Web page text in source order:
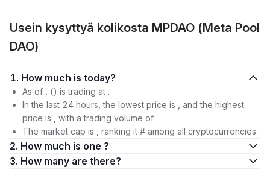
Usein kysyttyä kolikosta MPDAO (Meta Pool
DAO)
1. How much is today?
As of , () is trading at .
In the last 24 hours, the lowest price is , and the highest
price is , with a trading volume of .
The market cap is , ranking it # among all cryptocurrencies.
2. How much is one ?
3. How many are there?